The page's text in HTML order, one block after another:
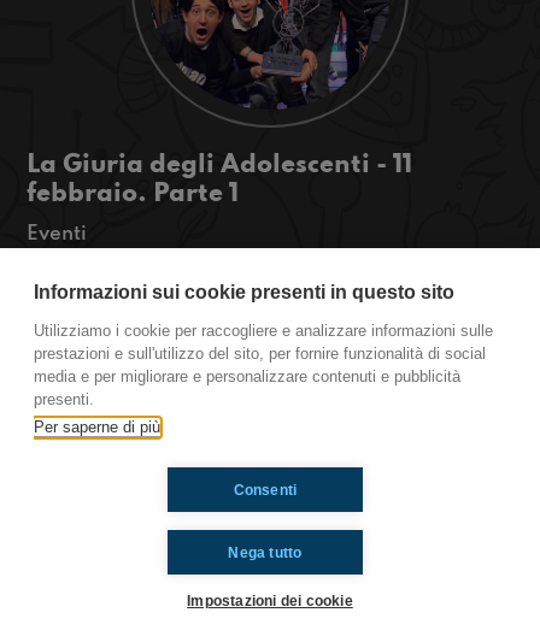
La Giuria degli Adolescenti - 11
febbraio. Parte 1
Eventi
Ultima maratona da Sanremo per raccontavi il
per commentare insieme il Festival. Stay tuned!
http://www.radioimmaginaria.it/
Ti è piaciuto? Condividilo!
Informazioni sui cookie presenti in questo sito
Utilizziamo i cookie per raccogliere e analizzare informazioni sulle
prestazioni e sull'utilizzo del sito, per fornire funzionalità di social
media e per migliorare e personalizzare contenuti e pubblicità
presenti.
Per saperne di più
Nega tutto
Consenti
Impostazioni dei cookie